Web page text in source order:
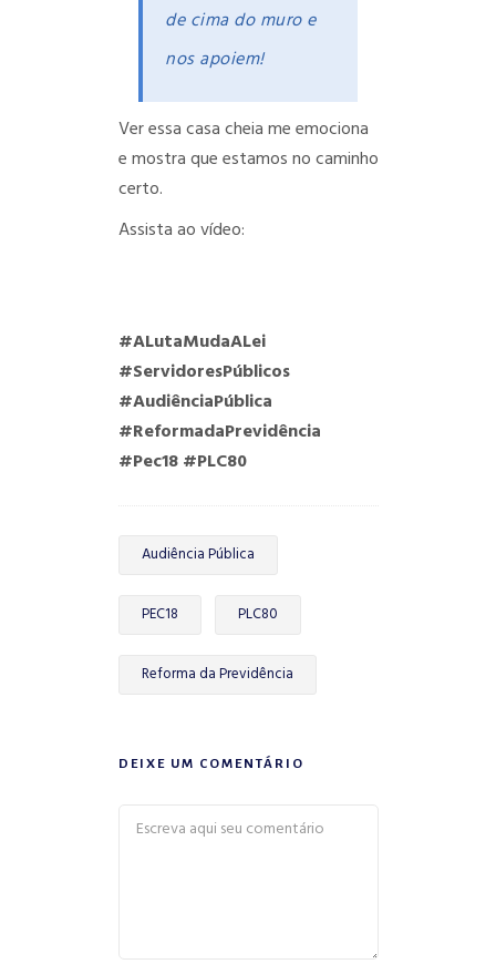
de cima do muro e
nos apoiem!
Ver essa casa cheia me emociona
e mostra que estamos no caminho
certo.
Assista ao vídeo:
#ALutaMudaALei
#ServidoresPúblicos
#AudiênciaPública
#ReformadaPrevidência
#Pec18 #PLC80
Audiência Pública
PEC18 PLC80
Reforma da Previdência
DEIXE UM COMENTÁRIO